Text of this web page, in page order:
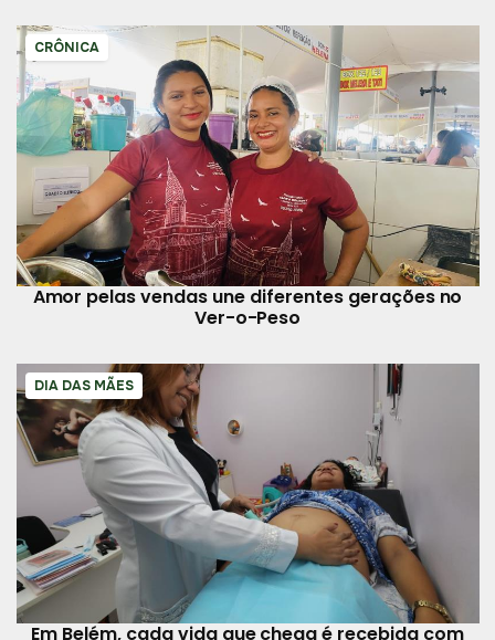
CRÔNICA
Amor pelas vendas une diferentes gerações no
Ver-o-Peso
DIA DAS MÃES
Em Belém, cada vida que chega é recebida com